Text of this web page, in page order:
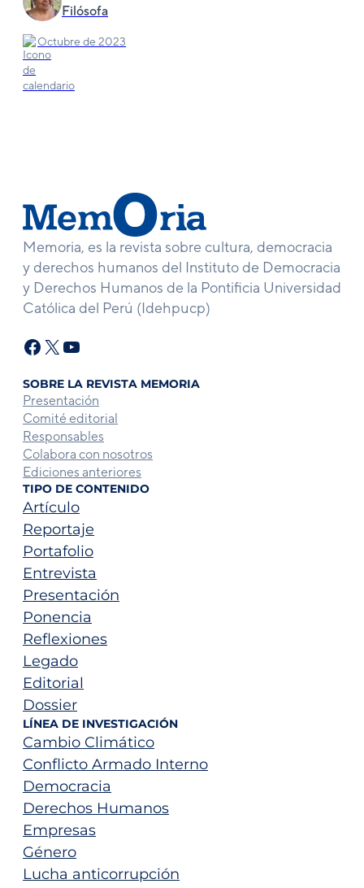
Filósofa
Octubre de 2023
Memoria, es la revista sobre cultura, democracia
y derechos humanos del Instituto de Democracia
y Derechos Humanos de la Pontificia Universidad
Católica del Perú (Idehpucp)
Facebook
X YouTube
SOBRE LA REVISTA MEMORIA
Presentación
Comité editorial
Responsables
Colabora con nosotros
Ediciones anteriores
TIPO DE CONTENIDO
Artículo
Reportaje
Portafolio
Entrevista
Presentación
Ponencia
Reflexiones
Legado
Editorial
Dossier
LÍNEA DE INVESTIGACIÓN
Cambio Climático
Conflicto Armado Interno
Democracia
Derechos Humanos
Empresas
Género
Lucha anticorrupción